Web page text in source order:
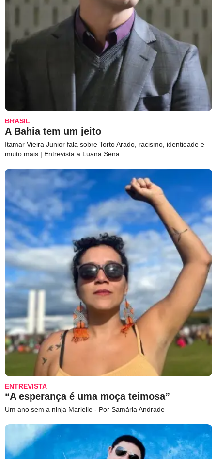
BRASIL
A Bahia tem um jeito
Itamar Vieira Junior fala sobre Torto Arado, racismo, identidade e
muito mais | Entrevista a Luana Sena
ENTREVISTA
“A esperança é uma moça teimosa”
Um ano sem a ninja Marielle - Por Samária Andrade